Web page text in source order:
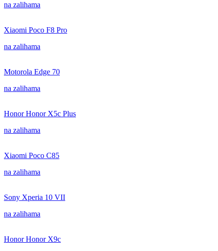
na zalihama
Xiaomi Poco F8 Pro
na zalihama
Motorola Edge 70
na zalihama
Honor Honor X5c Plus
na zalihama
Xiaomi Poco C85
na zalihama
Sony Xperia 10 VII
na zalihama
Honor Honor X9c